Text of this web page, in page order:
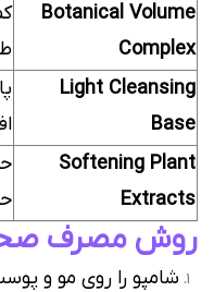
Botanical Volume
Complex
Light Cleansing
Base
Softening Plant
Extracts
روش مصرف
شامپو را روی مو و